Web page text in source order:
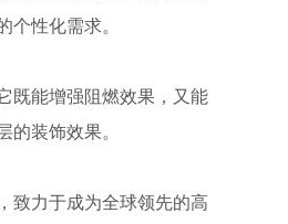
性化需求。
既能增强阻燃效果，又能
装饰效果。
致力于成为全球领先的高